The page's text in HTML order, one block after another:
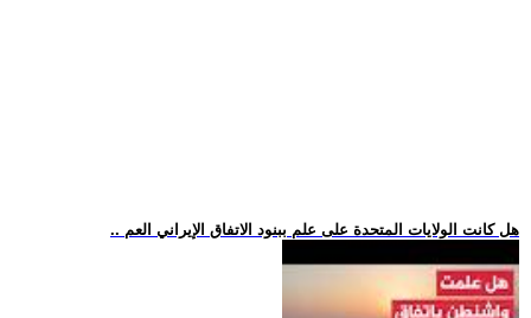
.. هل كانت الولايات المتحدة على علم ببنود الاتفاق الإيراني العم